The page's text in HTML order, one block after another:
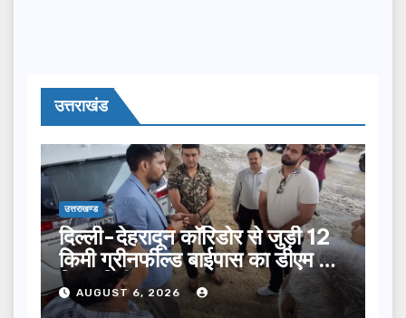
उत्तराखंड
उत्तराखण्ड
दिल्ली-देहरादून कॉरिडोर से जुड़ी 12
किमी ग्रीनफील्ड बाईपास का डीएम ने
किया निरीक्षण…
AUGUST 6, 2026